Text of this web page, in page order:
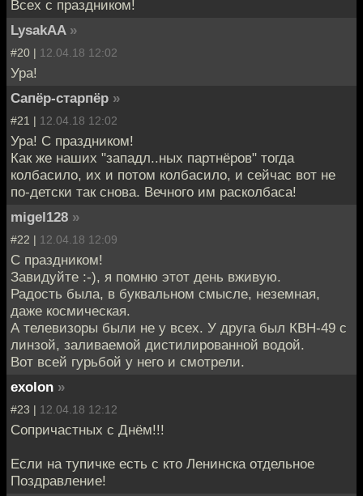
Всех с праздником!
LysakAA »
#20 | 12.04.18 12:02
Ура!
Сапёр-старпёр »
#21 | 12.04.18 12:02
Ура! С праздником!
Как же наших "западл..ных партнёров" тогда
колбасило, их и потом колбасило, и сейчас вот не
по-детски так снова. Вечного им расколбаса!
migel128 »
#22 | 12.04.18 12:09
С праздником!
Завидуйте :-), я помню этот день вживую.
Радость была, в буквальном смысле, неземная,
даже космическая.
А телевизоры были не у всех. У друга был КВН-49 с
линзой, заливаемой дистилированной водой.
Вот всей гурьбой у него и смотрели.
exolon »
#23 | 12.04.18 12:12
Сопричастных с Днём!!!
Если на тупичке есть с кто Ленинска отдельное
Поздравление!